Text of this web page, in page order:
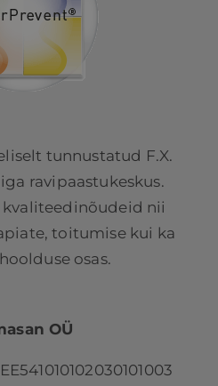
tunnustatud F.X.
ravipaastukeskus.
nii
toitumise kui ka
osas.
OÜ